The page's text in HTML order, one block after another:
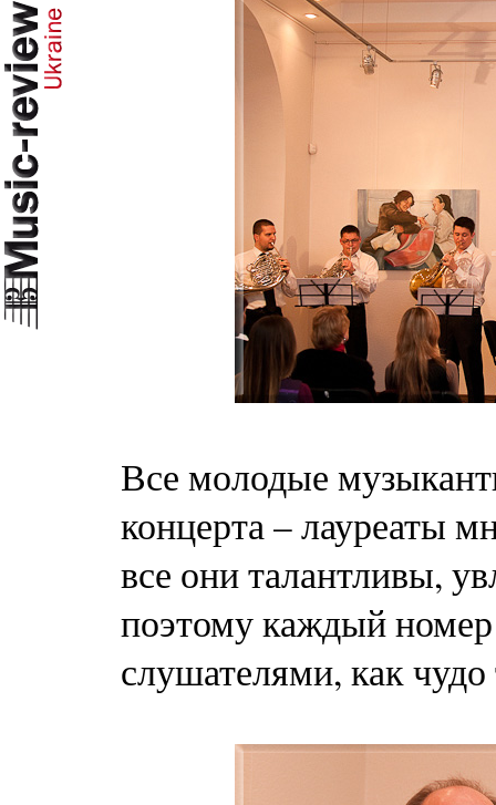
Все молодые
концерта – лауреаты
все они талантливы,
поэтому каждый
слушателями, как чудо